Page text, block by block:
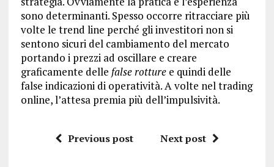
sono determinanti. Spesso occorre ritracciare più
volte le trend line perché gli investitori non si
sentono sicuri del cambiamento del mercato
portando i prezzi ad oscillare e creare
graficamente delle false rotturee quindi delle
false indicazioni di operatività. A volte nel trading
online, l’attesa premia più dell’impulsività.
Previous post Next post